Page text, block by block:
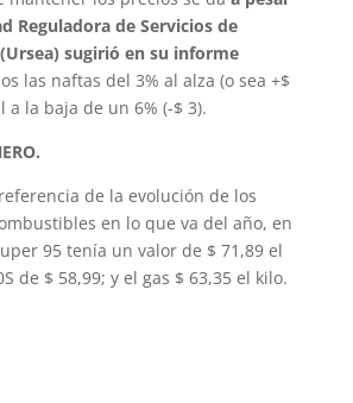
Reguladora de Servicios de
sugirió en su informe
las naftas del 3% al alza (o sea +$
a la baja de un 6% (-$ 3).
de la evolución de los
en lo que va del año, en
95 tenía un valor de $ 71,89 el
de $ 58,99; y el gas $ 63,35 el kilo.